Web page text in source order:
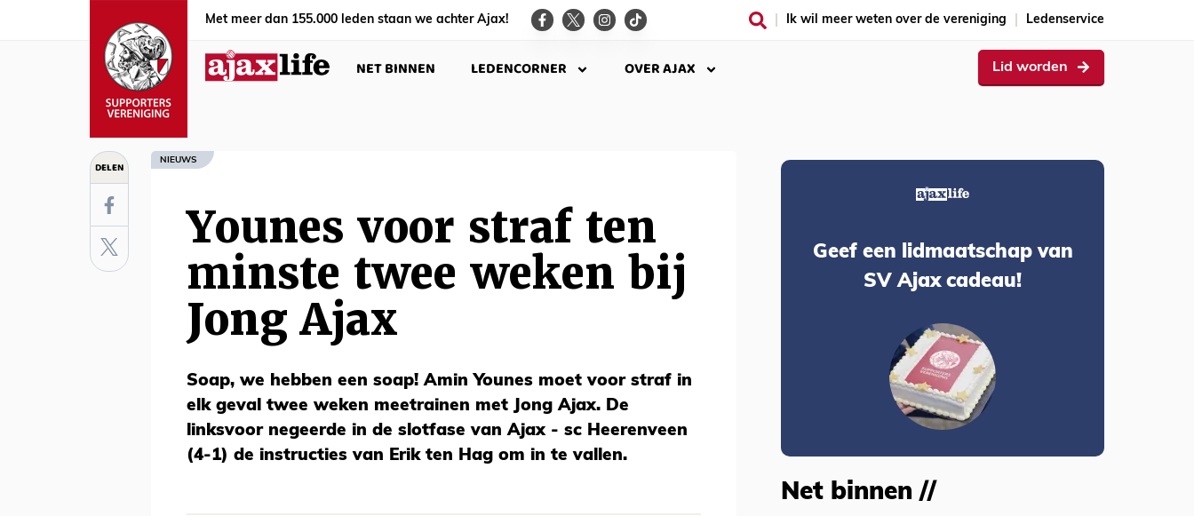
Met meer dan 155.000 leden staan we achter Ajax! Ik wil meer weten over de vereniging Ledenservice
NET BINNEN LEDENCORNER OVER AJAX Lid worden
DELEN NIEUWS
Younes voor straf ten
minste twee weken bij
Jong Ajax
Soap, we hebben een soap! Amin Younes moet voor straf in
elk geval twee weken meetrainen met Jong Ajax. De
linksvoor negeerde in de slotfase van Ajax - sc Heerenveen
(4-1) de instructies van Erik ten Hag om in te vallen.
Geef een lidmaatschap van
SV Ajax cadeau!
Net binnen //